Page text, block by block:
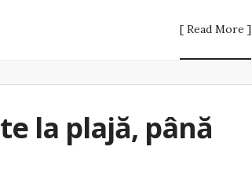
[ Read More ]
la plajă, până